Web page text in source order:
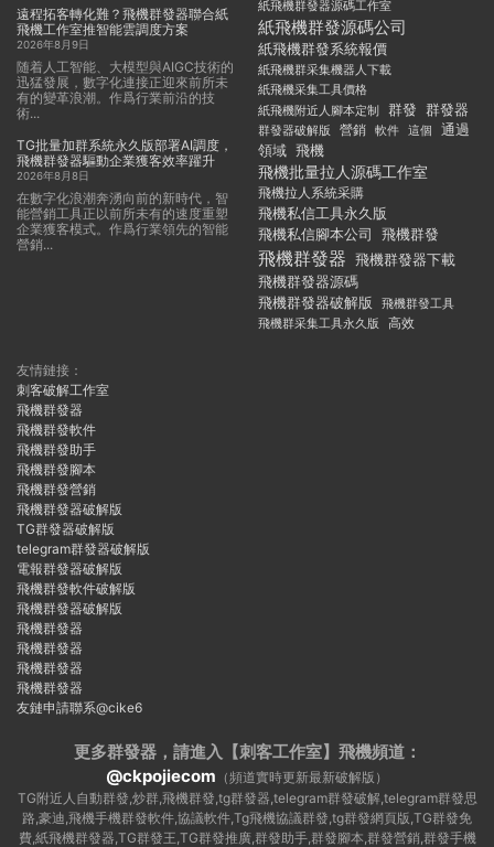
遠程拓客轉化難？飛機群發器聯合紙
飛機工作室推智能雲調度方案
2026年8月9日
随着人工智能、大模型與AIGC技術的
迅猛發展，數字化連接正迎來前所未
有的變革浪潮。作爲行業前沿的技
術...
TG批量加群系統永久版部署AI調度，
飛機群發器驅動企業獲客效率躍升
2026年8月8日
在數字化浪潮奔湧向前的新時代，智
能營銷工具正以前所未有的速度重塑
企業獲客模式。作爲行業領先的智能
營銷...
紙飛機群發器源碼工作室
紙飛機群發源碼公司
紙飛機群發系統報價
紙飛機群采集機器人下載
紙飛機采集工具價格
紙飛機附近人腳本定制
群發 群發器
群發器破解版 營銷 軟件 這個
通過
領域 飛機
飛機批量拉人源碼工作室
飛機拉人系統采購
飛機私信工具永久版
飛機私信腳本公司
飛機群發
飛機群發器 飛機群發器下載
飛機群發器源碼
飛機群發器破解版
飛機群發工具
飛機群采集工具永久版
高效
友情鏈接：
刺客破解工作室
飛機群發器
飛機群發軟件
飛機群發助手
飛機群發腳本
飛機群發營銷
飛機群發器破解版
TG群發器破解版
telegram群發器破解版
電報群發器破解版
飛機群發軟件破解版
飛機群發器破解版
飛機群發器
飛機群發器
飛機群發器
飛機群發器
友鏈申請聯系@cike6
更多群發器，請進入【刺客工作室】 飛機頻道：
@ckpojiecom （頻道實時更新最新破解版）
TG附近人自動群發,炒群,飛機群發,tg群發器,telegram群發破解,telegram群發思
路,豪迪,飛機手機群發軟件,協議軟件,Tg飛機協議群發,tg群發網頁版,TG群發免
費,紙飛機群發器,TG群發王,TG群發推廣,群發助手,群發腳本,群發營銷,群發手機